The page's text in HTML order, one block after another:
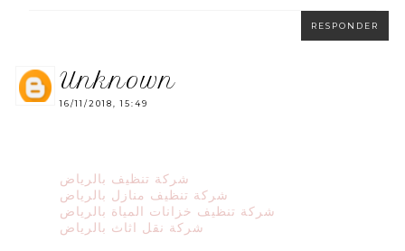
RESPONDER
unknown
16/11/2018, 15:49
شركة تنظيف بالرياض
شركة تنظيف منازل بالرياض
شركة تنظيف خزانات المياة بالرياض
شركة نقل اثاث بالرياض